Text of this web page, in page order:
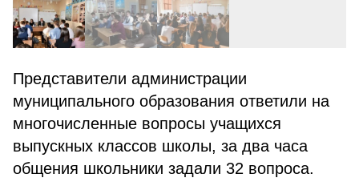
Представители администрации
муниципального образования ответили на
многочисленные вопросы учащихся
выпускных классов школы, за два часа
общения школьники задали 32 вопроса.